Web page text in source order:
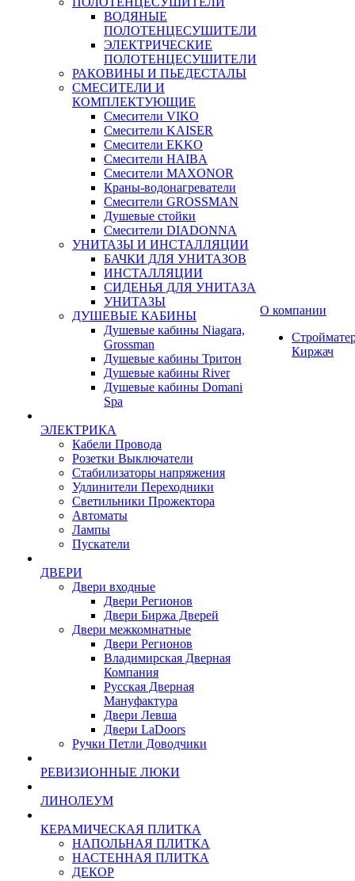
ВОДЯНЫЕ
ПОЛОТЕНЦЕСУШИТЕЛИ
ЭЛЕКТРИЧЕСКИЕ
ПОЛОТЕНЦЕСУШИТЕЛИ
РАКОВИНЫ И ПЬЕДЕСТАЛЫ
СМЕСИТЕЛИ И
КОМПЛЕКТУЮЩИЕ
Смесители VIKO
Смесители KAISER
Смесители EKKO
Смесители HAIBA
Смесители MAXONOR
Краны-водонагреватели
Смесители GROSSMAN
Душевые стойки
Смесители DIADONNA
УНИТАЗЫ И ИНСТАЛЛЯЦИИ
БАЧКИ ДЛЯ УНИТАЗОВ
ИНСТАЛЛЯЦИИ
СИДЕНЬЯ ДЛЯ УНИТАЗА
УНИТАЗЫ
ДУШЕВЫЕ КАБИНЫ
Душевые кабины Niagara,
Grossman
Душевые кабины Тритон
Душевые кабины River
Душевые кабины Domani
Spa
ЭЛЕКТРИКА
Кабели Провода
Розетки Выключатели
Стабилизаторы напряжения
Удлинители Переходники
Светильники Прожектора
Автоматы
Лампы
Пускатели
ДВЕРИ
Двери входные
Двери Регионов
Двери Биржа Дверей
Двери межкомнатные
Двери Регионов
Владимирская Дверная
Компания
Русская Дверная
Мануфактура
Двери Левша
Двери LaDoors
Ручки Петли Доводчики
РЕВИЗИОННЫЕ ЛЮКИ
ЛИНОЛЕУМ
КЕРАМИЧЕСКАЯ ПЛИТКА
НАПОЛЬНАЯ ПЛИТКА
НАСТЕННАЯ ПЛИТКА
ДЕКОР
О компании
Киржач